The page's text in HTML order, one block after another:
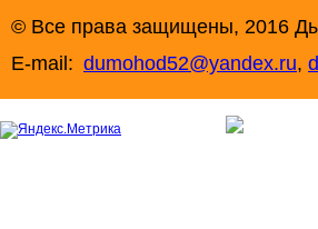
© Все права защищены,
E-mail: dumohod52@yandex.ru,